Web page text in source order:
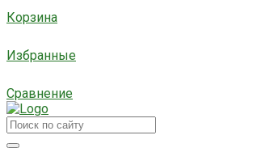
Корзина
Избранные
Сравнение